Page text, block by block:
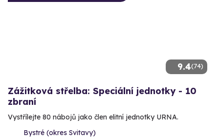
9.4(74)
Zážitková střelba: Speciální jednotky - 10
zbraní
Vystřílejte 80 nábojů jako člen elitní jednotky URNA.
Bystré (okres Svitavy)